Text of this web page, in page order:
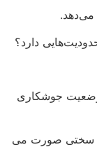
می‌دهد.
دارد؟
جوشکاری
سختی صورت می